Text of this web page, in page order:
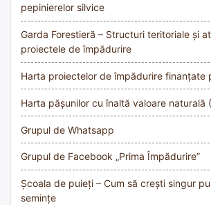
pepinierelor silvice
Garda Forestieră – Structuri teritoriale și
proiectele de împădurire
Harta proiectelor de împădurire finanțate
Harta pășunilor cu înaltă valoare naturală
Grupul de Whatsapp
Grupul de Facebook „Prima Împădurire”
Școala de puieți – Cum să crești singur
semințe